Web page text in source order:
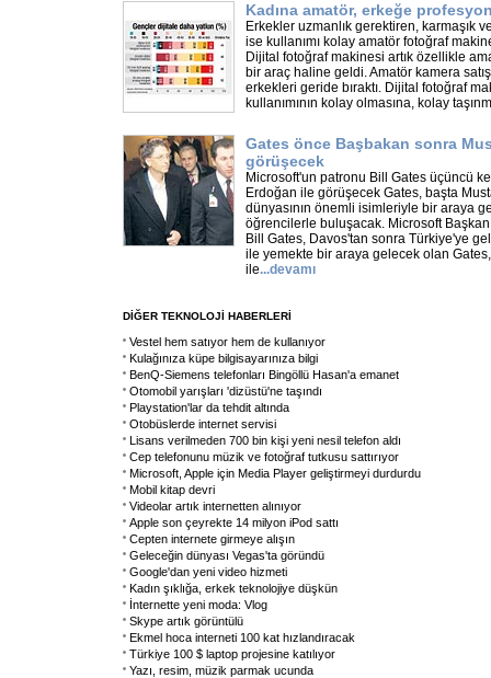
Kadına amatör, erkeğe
Erkekler uzmanlık gerektiren, karmaşık
ise kullanımı kolay amatör fotoğraf
Dijital fotoğraf makinesi artık özellikle
bir araç haline geldi. Amatör kamera
erkekleri geride bıraktı. Dijital fotoğraf
kullanımının kolay olmasına, kolay
Gates önce Başbakan sonra
görüşecek
Microsoft'un patronu Bill Gates üçüncü
Erdoğan ile görüşecek Gates, başta
dünyasının önemli isimleriyle bir araya
öğrencilerle buluşacak. Microsoft Başkanı
Bill Gates, Davos'tan sonra Türkiye'ye
ile yemekte bir araya gelecek olan
ile...devamı
DİĞER TEKNOLOJİ HABERLERİ
Vestel hem satıyor hem de kullanıyor
Kulağınıza küpe bilgisayarınıza bilgi
BenQ-Siemens telefonları Bingöllü Hasan'a emanet
Otomobil yarışları 'dizüstü'ne taşındı
Playstation'lar da tehdit altında
Otobüslerde internet servisi
Lisans verilmeden 700 bin kişi yeni nesil telefon aldı
Cep telefonunu müzik ve fotoğraf tutkusu sattırıyor
Microsoft, Apple için Media Player geliştirmeyi durdurdu
Mobil kitap devri
Videolar artık internetten alınıyor
Apple son çeyrekte 14 milyon iPod sattı
Cepten internete girmeye alışın
Geleceğin dünyası Vegas'ta göründü
Google'dan yeni video hizmeti
Kadın şıklığa, erkek teknolojiye düşkün
İnternette yeni moda: Vlog
Skype artık görüntülü
Ekmel hoca interneti 100 kat hızlandıracak
Türkiye 100 $ laptop projesine katılıyor
Yazı, resim, müzik parmak ucunda